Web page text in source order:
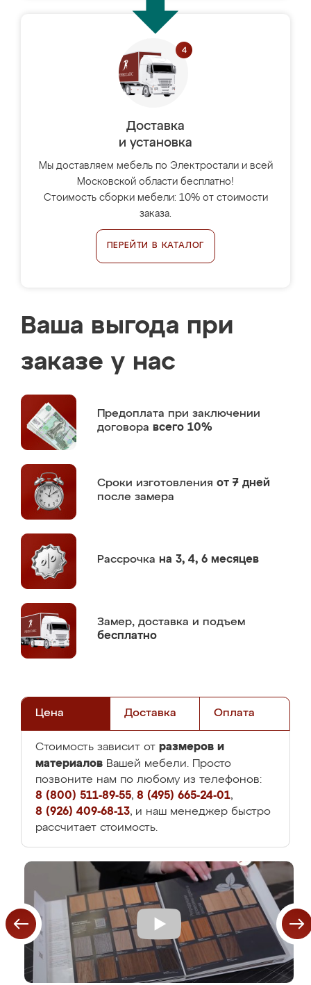
Доставка
и установка
Мы доставляем мебель по Электростали и всей
Московской области бесплатно!
Стоимость сборки мебели: 10% от стоимости
заказа.
ПЕРЕЙТИ В КАТАЛОГ
Ваша выгода при
заказе у нас
Предоплата при заключении
договора всего 10%
Сроки изготовления от 7 дней
после замера
Рассрочка на 3, 4, 6 месяцев
Замер, доставка и подъем
бесплатно
Цена Доставка Оплата
Стоимость зависит от размеров и
материалов Вашей мебели. Просто
позвоните нам по любому из телефонов:
8 (800) 511-89-55, 8 (495) 665-24-01,
8 (926) 409-68-13, и наш менеджер быстро
рассчитает стоимость.